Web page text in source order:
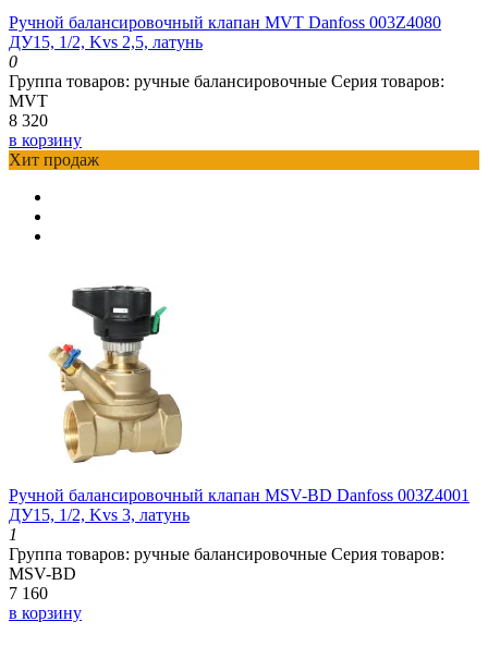
Ручной балансировочный клапан MVT Danfoss 003Z4080
ДУ15, 1/2, Kvs 2,5, латунь
0
Группа товаров: ручные балансировочные Серия товаров:
MVT
8 320
в корзину
Хит продаж
Ручной балансировочный клапан MSV-BD Danfoss 003Z4001
ДУ15, 1/2, Kvs 3, латунь
1
Группа товаров: ручные балансировочные Серия товаров:
MSV-BD
7 160
в корзину